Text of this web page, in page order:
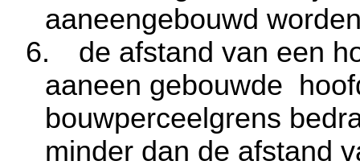
aaneengebouwd
6.
de afstand van een
aaneen gebouwde
bouwperceelgrens
minder dan de afstand